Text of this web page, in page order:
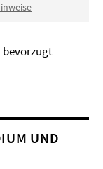
bevorzugt
UND